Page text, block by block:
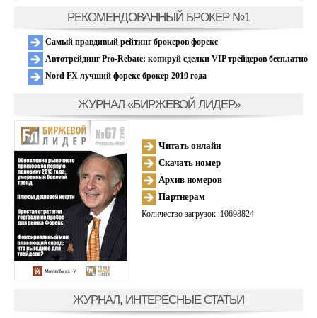
РЕКОМЕНДОВАННЫЙ БРОКЕР №1
Самый правдивый рейтинг брокеров форекс
Автотрейдинг Pro-Rebate: копируй сделки VIP трейдеров бесплатно
Nord FX лучший форекс брокер 2019 года
ЖУРНАЛ «БИРЖЕВОЙ ЛИДЕР»
Читать онлайн
Скачать номер
Архив номеров
Партнерам
Количество загрузок: 10698824
ЖУРНАЛ, ИНТЕРЕСНЫЕ СТАТЬИ